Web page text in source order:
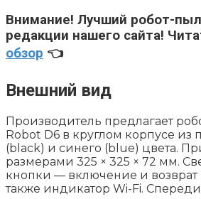
Внимание! Лучший робот-
редакции нашего сайта!
обзор 👈
Внешний вид
Производитель предлагает
Robot D6 в круглом корпусе из
(black) и синего (blue) цвета.
размерами 325 × 325 × 72 мм.
кнопки — включение и возврат
также индикатор Wi-Fi.